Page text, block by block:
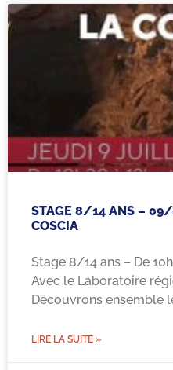
STAGE 8/14 ANS – 09/
COSCIA
Stage 8/14 ans – De
Avec le Laboratoire
Découvrons ensemble
LIRE LA SUITE »